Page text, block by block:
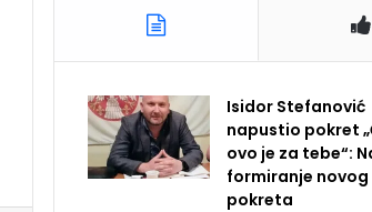
Isidor Stefanović
napustio pokret
ovo je za tebe“:
formiranje novog
pokreta